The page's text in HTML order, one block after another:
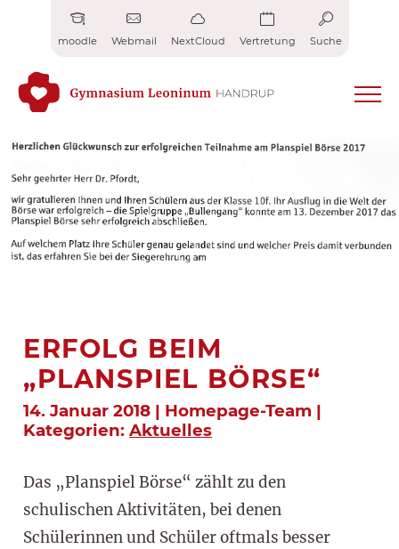
moodle Webmail NextCloud Vertretung Suche
ERFOLG BEIM
„PLANSPIEL BÖRSE“
14. Januar 2018 | Homepage-Team |
Kategorien: Aktuelles
Das „Planspiel Börse“ zählt zu den
schulischen Aktivitäten, bei denen
Schülerinnen und Schüler oftmals besser